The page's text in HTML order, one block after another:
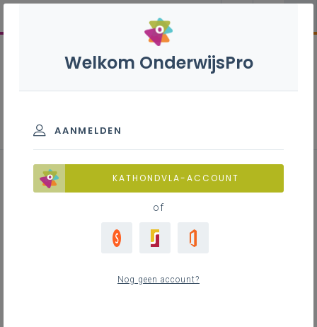
wetenschappen
Raadpleeg via de leerplantool of download.
Welkom OnderwijsPro
AANMELDEN
KATHONDVLA-ACCOUNT
of
Nog geen account?